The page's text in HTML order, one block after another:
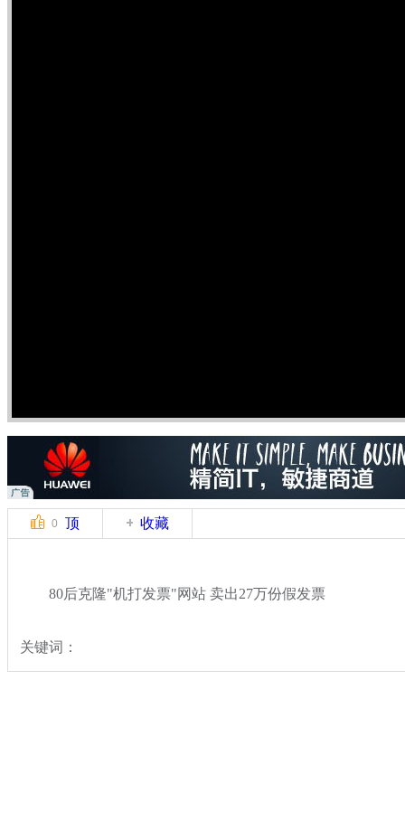
0 顶 收藏
80后克隆"机打发票"网站 卖出27万份假发票
关键词：